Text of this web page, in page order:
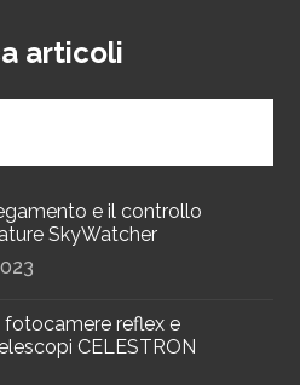
articoli
e il controllo
SkyWatcher
reflex e
CELESTRON